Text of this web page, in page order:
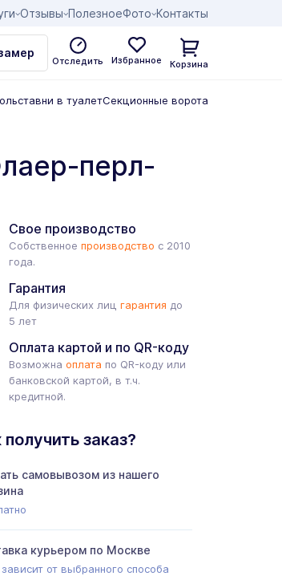
Отзывы ПолезноеФото Контакты
Отследить Избранное Корзина
в туалетСекционные ворота
перл-
Свое производство
Собственноепроизводство с 2010
года.
Гарантия
Для физических лицгарантия до
5 лет
Оплата картой и по QR-коду
Возможнаоплата по QR-коду или
банковской картой, в т.ч.
кредитной.
получить заказ?
самовывозом из нашего
курьером по Москве
от выбранного способа